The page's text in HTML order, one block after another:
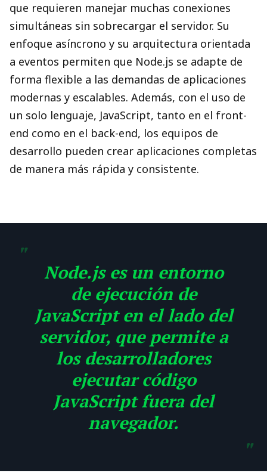
que requieren manejar muchas conexiones
simultáneas sin sobrecargar el servidor. Su
enfoque asíncrono y su arquitectura orientada
a eventos permiten que Node.js se adapte de
forma flexible a las demandas de aplicaciones
modernas y escalables. Además, con el uso de
un solo lenguaje, JavaScript, tanto en el front-
end como en el back-end, los equipos de
desarrollo pueden crear aplicaciones completas
de manera más rápida y consistente.
Node.js es un entorno
de ejecución de
JavaScript en el lado del
servidor, que permite a
los desarrolladores
ejecutar código
JavaScript fuera del
navegador.